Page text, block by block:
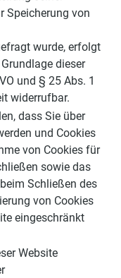
Speicherung von
wurde, erfolgt
dieser
und § 25 Abs. 1
widerrufbar.
dass Sie über
und Cookies
von Cookies für
sowie das
Schließen des
von Cookies
eingeschränkt
Website